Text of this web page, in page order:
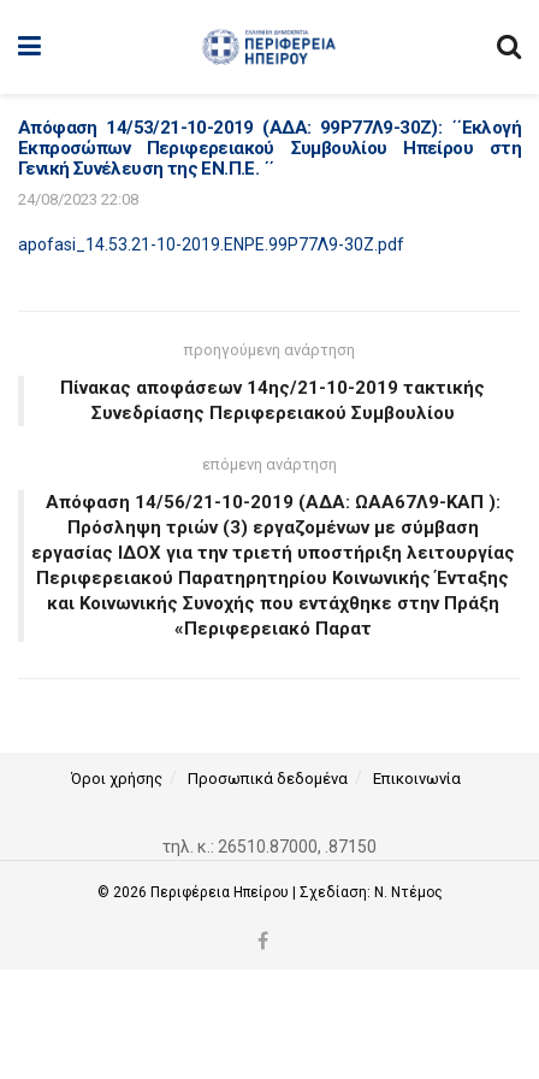
Απόφαση 14/53/21-10-2019 (ΑΔΑ: 99Ρ77Λ9-30Ζ): ΄΄Εκλογή
Εκπροσώπων Περιφερειακού Συμβουλίου Ηπείρου στη
Γενική Συνέλευση της ΕΝ.Π.Ε. ΄΄
24/08/2023 22:08
apofasi_14.53.21-10-2019.ENPE.99Ρ77Λ9-30Ζ.pdf
προηγούμενη ανάρτηση
Πίνακας αποφάσεων 14ης/21-10-2019 τακτικής
Συνεδρίασης Περιφερειακού Συμβουλίου
επόμενη ανάρτηση
Απόφαση 14/56/21-10-2019 (ΑΔΑ: ΩΑΑ67Λ9-ΚΑΠ ):
Πρόσληψη τριών (3) εργαζομένων με σύμβαση
εργασίας ΙΔΟΧ για την τριετή υποστήριξη λειτουργίας
Περιφερειακού Παρατηρητηρίου Κοινωνικής Ένταξης
και Κοινωνικής Συνοχής που εντάχθηκε στην Πράξη
«Περιφερειακό Παρατ
Όροι χρήσης Προσωπικά δεδομένα Επικοινωνία
τηλ. κ.: 26510.87000, .87150
© 2026 Περιφέρεια Ηπείρου | Σχεδίαση: Ν. Ντέμος